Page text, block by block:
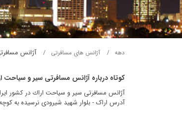
دهه آژانس های مسافرتی آژانس
کوتاه درباره آژانس مسافرتی سير و سياحت
آژانس مسافرتی سير و سياحت اراك در کشور
آدرس اراک - بلوار شهید شیرودی نرسیده به کوچه خرم